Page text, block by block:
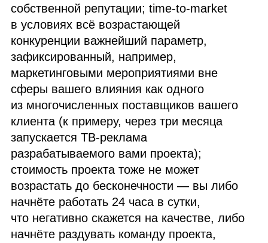
собственной репутации; time‑to‑market
в условиях всё возрастающей
конкуренции важнейший параметр,
зафиксированный, например,
маркетинговыми мероприятиями вне
сферы вашего влияния как одного
из многочисленных поставщиков вашего
клиента (к примеру, через три месяца
запускается ТВ‑реклама
разрабатываемого вами проекта);
стоимость проекта тоже не может
возрастать до бесконечности — вы либо
начнёте работать 24 часа в сутки,
что негативно скажется на качестве, либо
начнёте раздувать команду проекта,